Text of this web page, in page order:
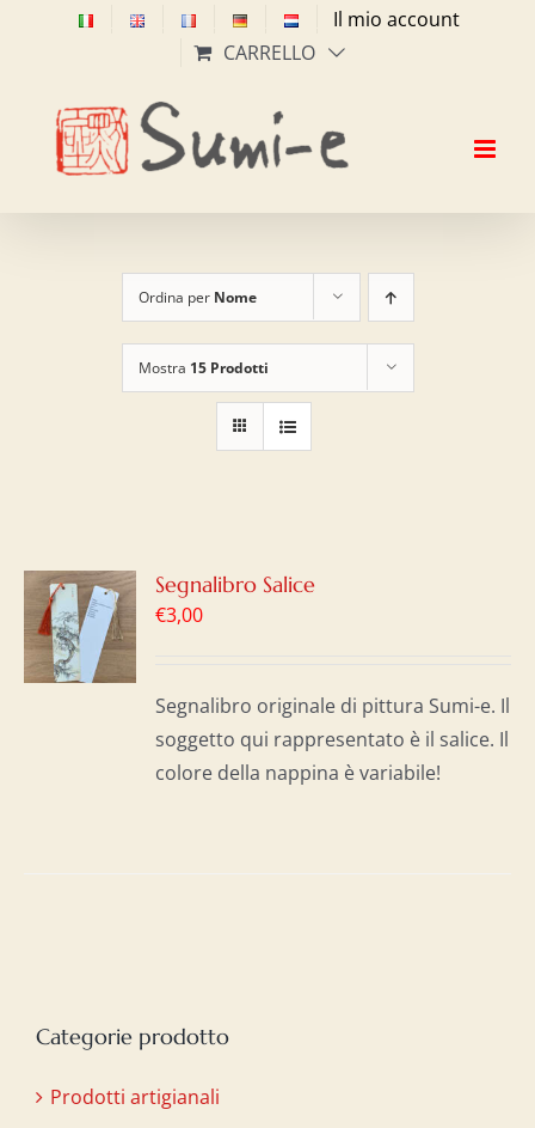
Il mio account
CARRELLO
Ordina per Nome
Mostra 15 Prodotti
Segnalibro Salice
€3,00
Segnalibro originale di pittura Sumi-e. Il
soggetto qui rappresentato è il salice. Il
colore della nappina è variabile!
Categorie prodotto
Prodotti artigianali